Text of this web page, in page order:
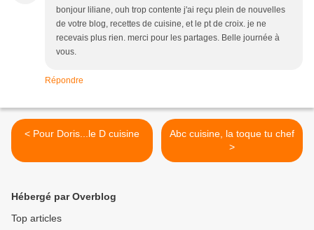
bonjour liliane, ouh trop contente j'ai reçu plein de nouvelles
de votre blog, recettes de cuisine, et le pt de croix. je ne
recevais plus rien. merci pour les partages. Belle journée à
vous.
Répondre
< Pour Doris...le D cuisine
Abc cuisine, la toque tu chef
>
Hébergé par Overblog
Top articles